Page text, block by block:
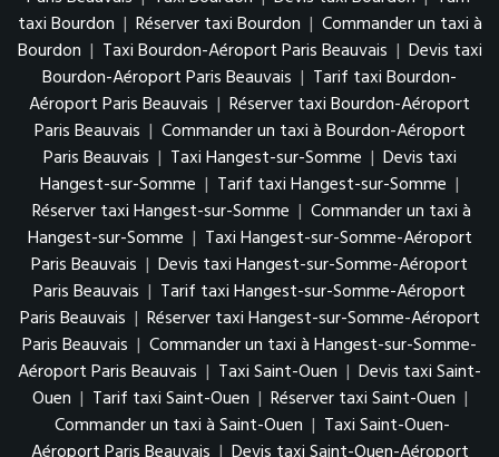
taxi Bourdon | Réserver taxi Bourdon | Commander un taxi à
Bourdon | Taxi Bourdon-Aéroport Paris Beauvais | Devis taxi
Bourdon-Aéroport Paris Beauvais | Tarif taxi Bourdon-
Aéroport Paris Beauvais | Réserver taxi Bourdon-Aéroport
Paris Beauvais | Commander un taxi à Bourdon-Aéroport
Paris Beauvais | Taxi Hangest-sur-Somme | Devis taxi
Hangest-sur-Somme | Tarif taxi Hangest-sur-Somme |
Réserver taxi Hangest-sur-Somme | Commander un taxi à
Hangest-sur-Somme | Taxi Hangest-sur-Somme-Aéroport
Paris Beauvais | Devis taxi Hangest-sur-Somme-Aéroport
Paris Beauvais | Tarif taxi Hangest-sur-Somme-Aéroport
Paris Beauvais | Réserver taxi Hangest-sur-Somme-Aéroport
Paris Beauvais | Commander un taxi à Hangest-sur-Somme-
Aéroport Paris Beauvais | Taxi Saint-Ouen | Devis taxi Saint-
Ouen | Tarif taxi Saint-Ouen | Réserver taxi Saint-Ouen |
Commander un taxi à Saint-Ouen | Taxi Saint-Ouen-